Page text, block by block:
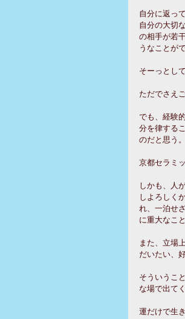
自分に返っ
自分の大切
の相手が若
うなことが
そーっとし
ただでさえ
でも、経験
分を律する
のだと思う。
京都セラミ
しかも、人
しよろしく
れ、一泊せ
に重大なこ
また、立場
だいたい、
そういうこ
な場で出て
運だけで生